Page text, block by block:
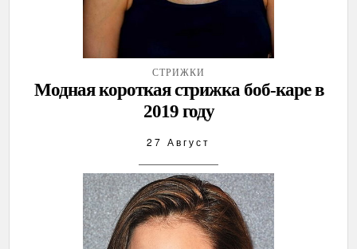
СТРИЖКИ
Модная короткая стрижка боб-каре в
2019 году
27 Август